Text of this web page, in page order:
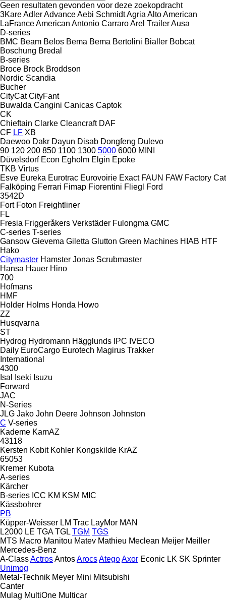
Geen resultaten gevonden voor deze zoekopdracht
3KareAdlerAdvanceAebi SchmidtAgria AltoAmerican
LaFranceAmerican Antonio CarraroArel TrailerAusa
D-series
BMC Beam Belos Bema Bema Bertolini Bialler Bobcat
Boschung Bredal
B-series
Broce Brock Broddson
Nordic Scandia
Bucher
CityCat CityFant
Buwalda Cangini Canicas Captok
CK
Chieftain Clarke Cleancraft DAF
CF LF XB
Daewoo Dakr Dayun Disab Dongfeng Dulevo
90 120 200 850 1100 1300 5000 6000 MINI
Düvelsdorf Econ Egholm Elgin Epoke
TKB Virtus
Esve Eureka Eurotrac Eurovoirie Exact FAUN FAW Factory Cat
Falköping Ferrari Fimap Fiorentini Fliegl
Ford
3542D
Fort Foton Freightliner
FL
Fresia Friggeråkers Verkstäder Fulongma GMC
C-series T-series
Gansow Gievema Giletta Glutton Green Machines HIAB HTF
Hako
Citymaster Hamster Jonas Scrubmaster
Hansa Hauer Hino
700
Hofmans
HMF
Holder Holms Honda Howo
ZZ
Husqvarna
ST
Hydrog Hydromann Hägglunds IPC IVECO
Daily EuroCargo Eurotech Magirus Trakker
International
4300
Isal
Iseki Isuzu
Forward
JAC
N-Series
JLG Jako John Deere Johnson Johnston
C V-series
Kademe KamAZ
43118
Kersten Kobit Kohler Kongskilde KrAZ
65053
Kremer Kubota
A-series
Kärcher
B-series ICC KM KSM MIC
Kässbohrer
PB
Küpper-Weisser LM Trac LayMor MAN
L2000 LE TGA TGL TGM TGS
MTS Macro Manitou Matev Mathieu Meclean Meijer Meiller
Mercedes-Benz
A-ClassActrosAntosArocsAtegoAxor Econic LK SK Sprinter
Unimog
Metal-Technik Meyer Mini Mitsubishi
Canter
Mulag MultiOne Multicar